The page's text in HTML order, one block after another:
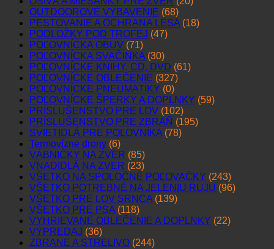
OUTDOOROVÉ VYBAVENIE (68)
PESTOVANIE A OCHRANA LESA (18)
PODLOŽKY POD TROFEJ (47)
POĽOVNÍCKA OBUV (71)
POĽOVNÍCKA SVAČINKA (30)
POĽOVNÍCKE KNIHY, CD, DVD (61)
POĽOVNÍCKE OBLEČENIE (327)
POĽOVNÍCKE PNEUMATIKY (0)
POĽOVNÍCKE ŠPERKY A DOPLNKY (59)
PRÍSLUŠENSTVO PRE LOV (102)
PRÍSLUŠENSTVO PRE ZBRAŇ (195)
SVIETIDLÁ PRE POĽOVNÍKA (78)
Termovízne drony (6)
VÁBNIČKY NA ZVER (85)
VNADIDLÁ NA ZVER (23)
VŠETKO NA SPOLOČNÉ POĽOVAČKY (243)
VŠETKO POTREBNÉ NA JELENIU RUJU (96)
VŠETKO PRE LOV SRNCA (139)
VŠETKO PRE PSA (118)
VYHRIEVANÉ OBLEČENIE A DOPLNKY (22)
VÝPREDAJ (36)
ZBRANE A STRELIVO (244)